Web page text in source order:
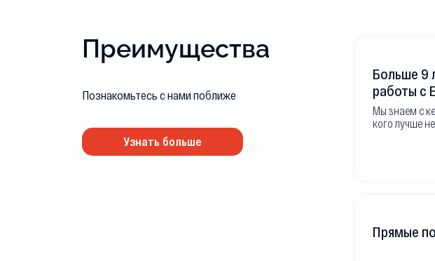
Преимущества
Познакомьтесь с нами поближе
Узнать больше
Больше 9
работы с
Мы знаем с
кого лучше
Прямые